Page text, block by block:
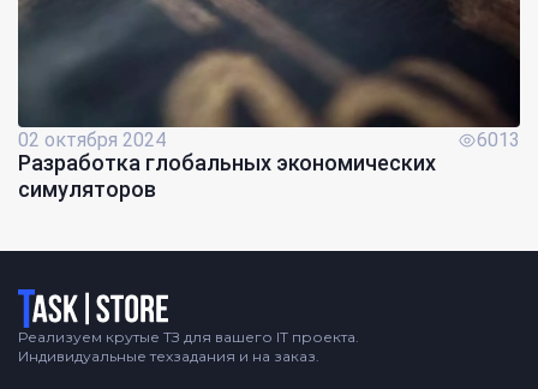
02 октября 2024 6013
Разработка глобальных экономических
симуляторов
Логотип
Реализуем крутые ТЗ для вашего IT проекта.
Индивидуальные техзадания и на заказ.